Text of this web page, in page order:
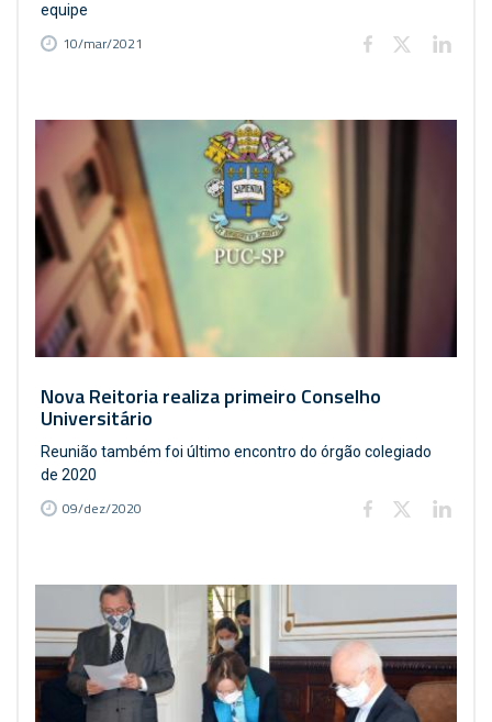
equipe
10/mar/2021
Nova Reitoria realiza primeiro Conselho
Universitário
Reunião também foi último encontro do órgão colegiado
de 2020
09/dez/2020